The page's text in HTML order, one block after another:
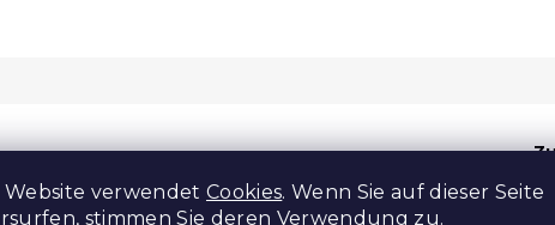
Website verwendet Cookies. Wenn Sie auf dieser Seite
stimmen Sie deren Verwendung zu.